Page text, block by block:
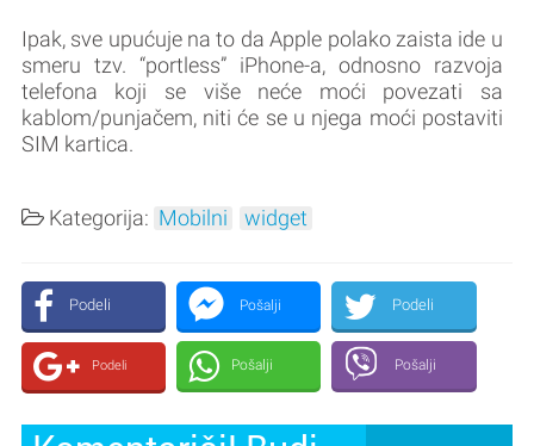
Ipak, sve upućuje na to da Apple polako zaista ide u
smeru tzv. “portless” iPhone-a, odnosno razvoja
telefona koji se više neće moći povezati sa
kablom/punjačem, niti će se u njega moći postaviti
SIM kartica.
Kategorija: Mobilni widget
Podeli Pošalji Podeli
Podeli Pošalji Pošalji